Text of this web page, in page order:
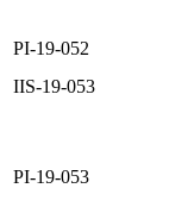
PI-19-052
IIS-19-053
PI-19-053